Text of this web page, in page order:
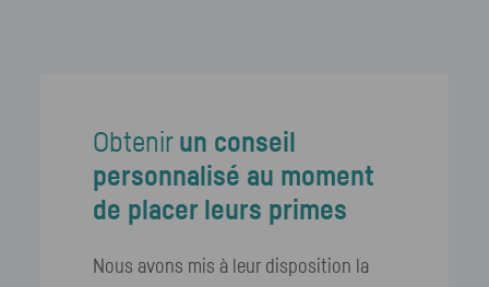
Obtenir un conseil
personnalisé au moment
de placer leurs primes
Nous avons mis à leur disposition la